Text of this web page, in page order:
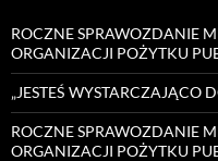
ROCZNE SPRAWOZDANIE
ORGANIZACJI POŻYTKU
„JESTEŚ WYSTARCZAJĄCO
ROCZNE SPRAWOZDANIE
ORGANIZACJI POŻYTKU